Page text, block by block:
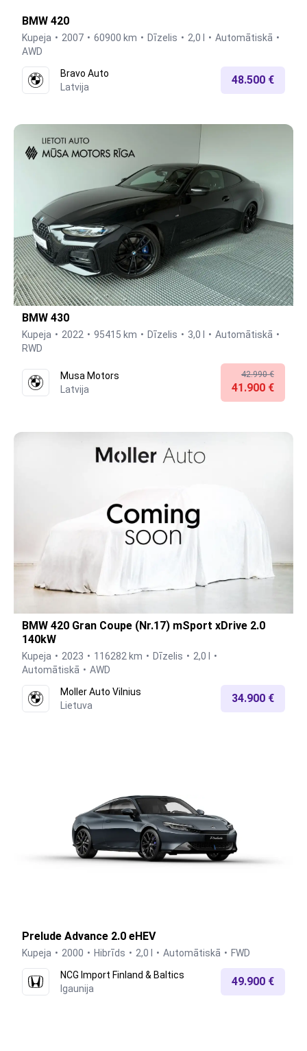
BMW 420
Kupeja 2007 60900 km Dīzelis 2,0 l
Automātiskā
AWD
Bravo Auto
Latvija
48.500 €
BMW 430
Kupeja 2022 95415 km Dīzelis 3,0 l
Automātiskā
RWD
Musa Motors
Latvija
42.990 €
41.900 €
BMW 420 Gran Coupe (Nr.17) mSport xDrive 2.0
140kW
Kupeja 2023 116282 km Dīzelis
2,0 l
Automātiskā
AWD
Moller Auto Vilnius
Lietuva
34.900 €
Prelude Advance 2.0 eHEV
Kupeja 2000 Hibrīds 2,0 l Automātiskā
FWD
NCG Import Finland & Baltics
Igaunija
49.900 €